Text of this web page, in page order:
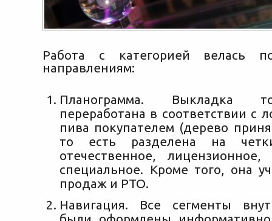
Работа с категорией велась
направлениям:
Планограмма. Выкладка
переработана в соответствии с
пива покупателем (дерево
то есть разделена на
отечественное,
специальное. Кроме того, она
продаж и РТО.
Навигация. Все сегменты